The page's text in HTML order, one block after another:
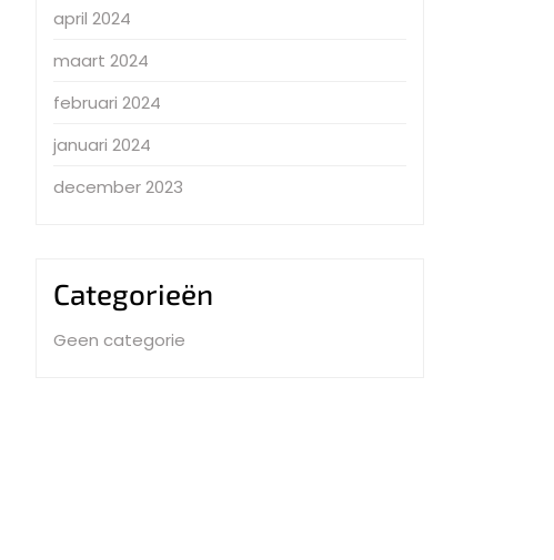
april 2024
maart 2024
februari 2024
januari 2024
december 2023
Categorieën
Geen categorie